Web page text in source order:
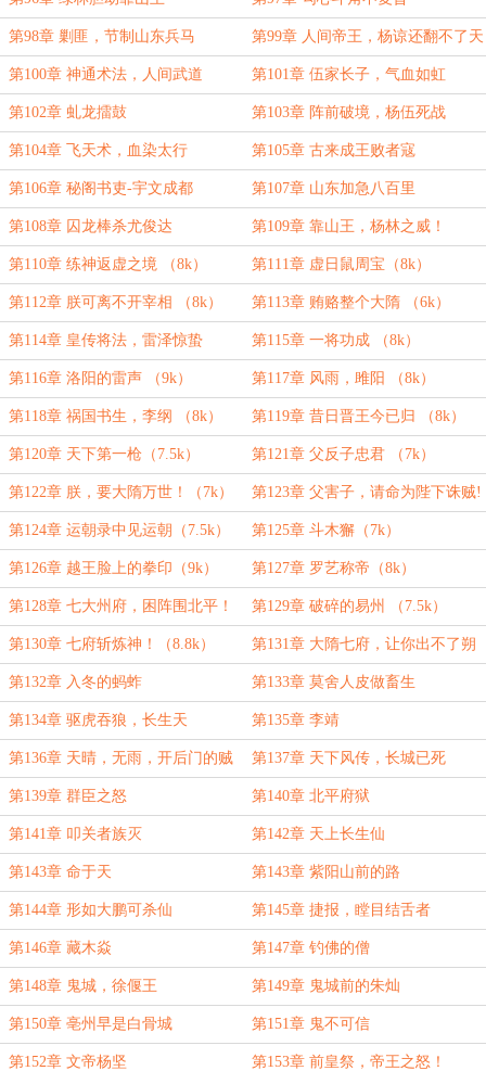
第98章 剿匪，节制山东兵马 第99章 人间帝王，杨谅还翻不了天
第100章 神通术法，人间武道 第101章 伍家长子，气血如虹
第102章 虬龙擂鼓 第103章 阵前破境，杨伍死战
第104章 飞天术，血染太行 第105章 古来成王败者寇
第106章 秘阁书吏-宇文成都 第107章 山东加急八百里
第108章 囚龙棒杀尤俊达 第109章 靠山王，杨林之威！
（8k）
第110章 练神返虚之境 （8k） 第111章 虚日鼠周宝（8k）
第112章 朕可离不开宰相 （8k） 第113章 贿赂整个大隋 （6k）
第114章 皇传将法，雷泽惊蛰
（8k）
第115章 一将功成 （8k）
第116章 洛阳的雷声 （9k） 第117章 风雨，雎阳 （8k）
第118章 祸国书生，李纲 （8k） 第119章 昔日晋王今已归 （8k）
第120章 天下第一枪（7.5k） 第121章 父反子忠君 （7k）
第122章 朕，要大隋万世！（7k） 第123章 父害子，请命为陛下诛贼!
（8k）
第124章 运朝录中见运朝（7.5k） 第125章 斗木獬（7k）
第126章 越王脸上的拳印（9k） 第127章 罗艺称帝（8k）
第128章 七大州府，困阵围北平！
（4k）
第129章 破碎的易州 （7.5k）
第130章 七府斩炼神！（8.8k） 第131章 大隋七府，让你出不了朔
州！
第132章 入冬的蚂蚱 第133章 莫舍人皮做畜生
第134章 驱虎吞狼，长生天 第135章 李靖
第136章 天晴，无雨，开后门的贼 第137章 天下风传，长城已死
第139章 群臣之怒 第140章 北平府狱
第141章 叩关者族灭 第142章 天上长生仙
第143章 命于天 第143章 紫阳山前的路
第144章 形如大鹏可杀仙 第145章 捷报，瞠目结舌者
第146章 藏木焱 第147章 钓佛的僧
第148章 鬼城，徐偃王 第149章 鬼城前的朱灿
第150章 亳州早是白骨城 第151章 鬼不可信
第152章 文帝杨坚 第153章 前皇祭，帝王之怒！